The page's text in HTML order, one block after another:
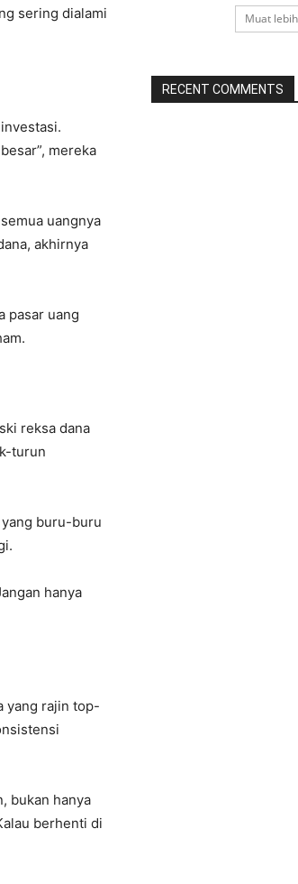
sering dialami
mereka
uangnya
akhirnya
pasar uang
reksa dana
turun
buru-buru
hanya
yang rajin top-
bukan hanya
berhenti di
Muat
RECENT COMMENTS